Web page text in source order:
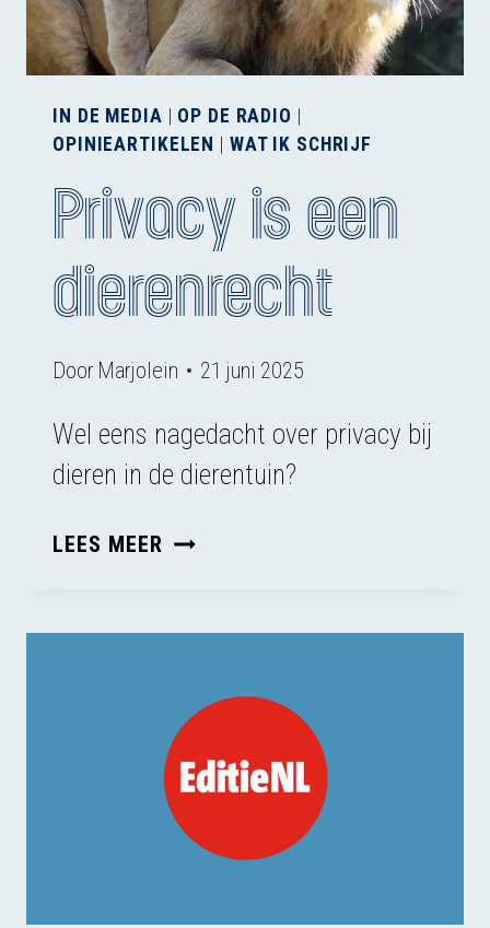
IN DE MEDIA | OP DE RADIO |
OPINIEARTIKELEN | WAT IK SCHRIJF
Privacy is een
dierenrecht
Door Marjolein 21 juni 2025
Wel eens nagedacht over privacy bij
dieren in de dierentuin?
LEES MEER PRIVACY
DIERENRECHT